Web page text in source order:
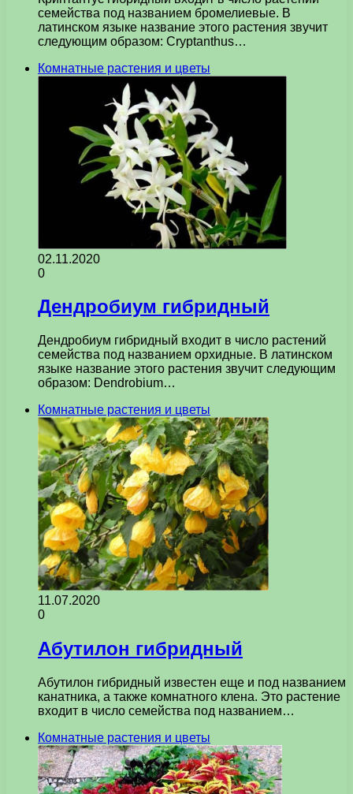
семейства под названием бромелиевые. В
латинском языке название этого растения звучит
следующим образом: Cryptanthus…
Комнатные растения и цветы
02.11.2020
0
Дендробиум гибридный
Дендробиум гибридный входит в число растений
семейства под названием орхидные. В латинском
языке название этого растения звучит следующим
образом: Dendrobium…
Комнатные растения и цветы
11.07.2020
0
Абутилон гибридный
Абутилон гибридный известен еще и под названием
канатника, а также комнатного клена. Это растение
входит в число семейства под названием…
Комнатные растения и цветы